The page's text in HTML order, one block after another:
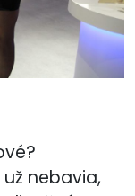
nebavia,